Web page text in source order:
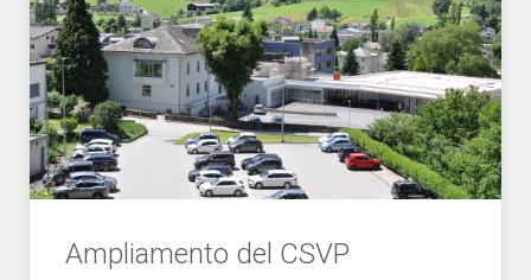
Ampliamento del CSVP